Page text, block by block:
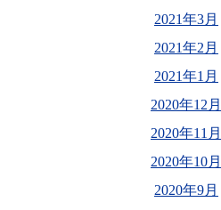
2021年3月
2021年2月
2021年1月
2020年12月
2020年11月
2020年10月
2020年9月